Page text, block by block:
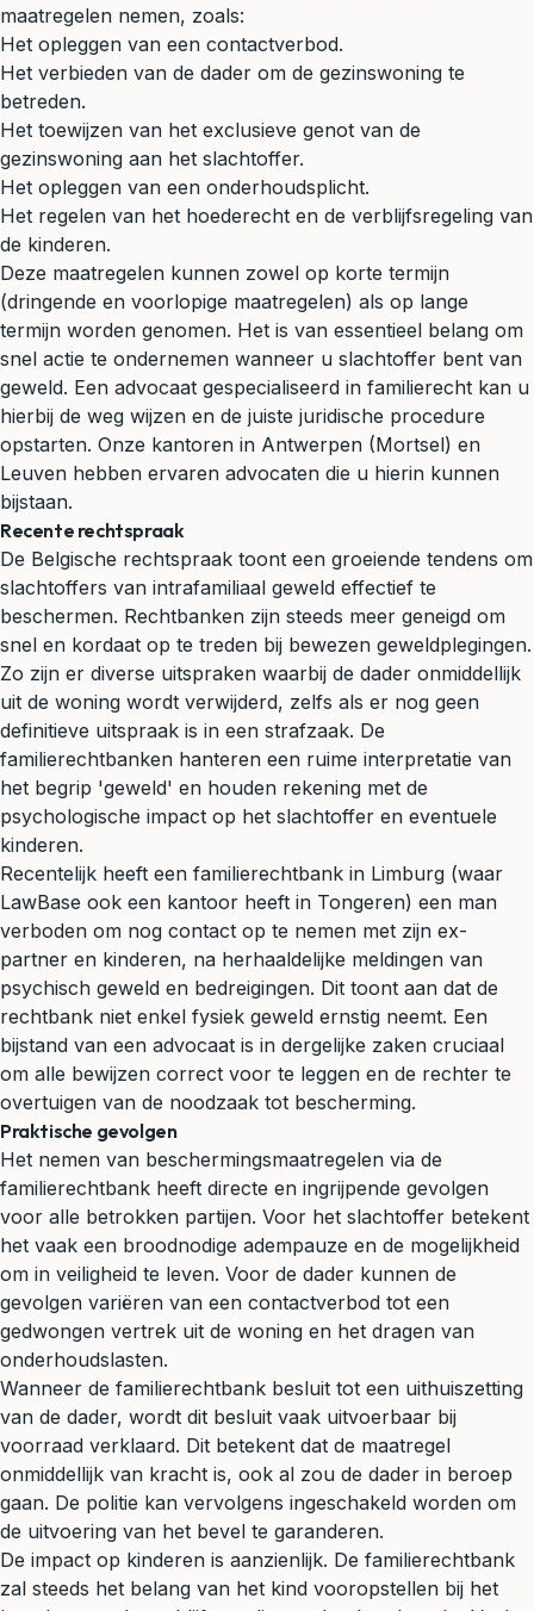
maatregelen nemen, zoals:
Het opleggen van een contactverbod.
Het verbieden van de dader om de gezinswoning te
betreden.
Het toewijzen van het exclusieve genot van de
gezinswoning aan het slachtoffer.
Het opleggen van een onderhoudsplicht.
Het regelen van het hoederecht en de verblijfsregeling van
de kinderen.
Deze maatregelen kunnen zowel op korte termijn
(dringende en voorlopige maatregelen) als op lange
termijn worden genomen. Het is van essentieel belang om
snel actie te ondernemen wanneer u slachtoffer bent van
geweld. Een advocaat gespecialiseerd in familierecht kan u
hierbij de weg wijzen en de juiste juridische procedure
opstarten. Onze kantoren in Antwerpen (Mortsel) en
Leuven hebben ervaren advocaten die u hierin kunnen
bijstaan.
Recente rechtspraak
De Belgische rechtspraak toont een groeiende tendens om
slachtoffers van intrafamiliaal geweld effectief te
beschermen. Rechtbanken zijn steeds meer geneigd om
snel en kordaat op te treden bij bewezen geweldplegingen.
Zo zijn er diverse uitspraken waarbij de dader onmiddellijk
uit de woning wordt verwijderd, zelfs als er nog geen
definitieve uitspraak is in een strafzaak. De
familierechtbanken hanteren een ruime interpretatie van
het begrip 'geweld' en houden rekening met de
psychologische impact op het slachtoffer en eventuele
kinderen.
Recentelijk heeft een familierechtbank in Limburg (waar
LawBase ook een kantoor heeft in Tongeren) een man
verboden om nog contact op te nemen met zijn ex-
partner en kinderen, na herhaaldelijke meldingen van
psychisch geweld en bedreigingen. Dit toont aan dat de
rechtbank niet enkel fysiek geweld ernstig neemt. Een
bijstand van een advocaat is in dergelijke zaken cruciaal
om alle bewijzen correct voor te leggen en de rechter te
overtuigen van de noodzaak tot bescherming.
Praktische gevolgen
Het nemen van beschermingsmaatregelen via de
familierechtbank heeft directe en ingrijpende gevolgen
voor alle betrokken partijen. Voor het slachtoffer betekent
het vaak een broodnodige adempauze en de mogelijkheid
om in veiligheid te leven. Voor de dader kunnen de
gevolgen variëren van een contactverbod tot een
gedwongen vertrek uit de woning en het dragen van
onderhoudslasten.
Wanneer de familierechtbank besluit tot een uithuiszetting
van de dader, wordt dit besluit vaak uitvoerbaar bij
voorraad verklaard. Dit betekent dat de maatregel
onmiddellijk van kracht is, ook al zou de dader in beroep
gaan. De politie kan vervolgens ingeschakeld worden om
de uitvoering van het bevel te garanderen.
De impact op kinderen is aanzienlijk. De familierechtbank
zal steeds het belang van het kind vooropstellen bij het